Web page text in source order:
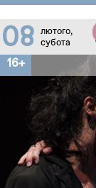
08
лютого,
субота
16+